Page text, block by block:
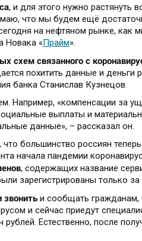
, и для этого нужно растянуть
что мы будем ещё
на нефтяном рынке, как
Новака «Прайм».
схем связанного с
похитить данные и деньги
банка Станислав Кузнецов.
Например, «компенсации за
выплаты и
данные», – рассказал он.
большинство россиян
начала пандемии
, содержащих название
зарегистрированы только
звонить и сообщать гражданам,
и сейчас приедут
Естественно, после